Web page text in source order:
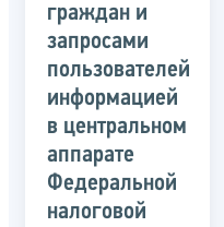
граждан и
запросами
пользователей
информацией
в центральном
аппарате
Федеральной
налоговой